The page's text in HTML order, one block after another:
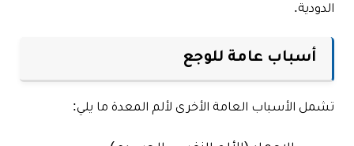
الدودية.
أسباب عامة للوجع
تشمل الأسباب العامة الأخرى لألم المعدة ما يلي: